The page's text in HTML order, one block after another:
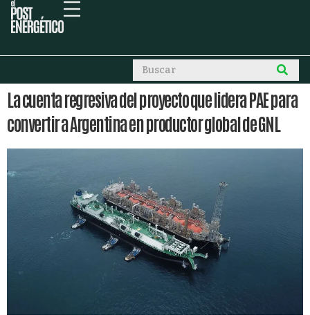
La cuenta regresiva del proyecto que lidera PAE para
convertir a Argentina en productor global de GNL